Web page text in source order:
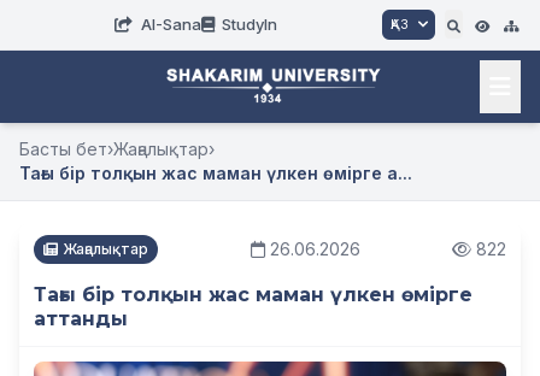
AI-Sana StudyIn ҚАЗ
Басты бет›Жаңалықтар›
Тағы бір толқын жас маман үлкен өмірге а...
Жаңалықтар 26.06.2026 822
Тағы бір толқын жас маман үлкен өмірге
аттанды